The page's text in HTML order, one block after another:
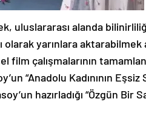
uluslararası alanda
yarınlara aktarabilmek
çalışmalarının
“Anadolu Kadınının
hazırladığı “Özgün Bir